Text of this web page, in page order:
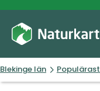
Blekinge län